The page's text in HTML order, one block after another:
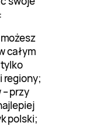
całym
regiony;
przy
polski;